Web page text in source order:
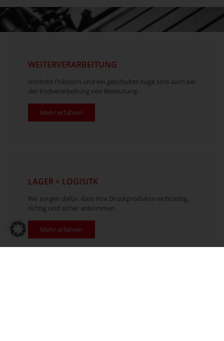
WEITERVERARBEITUNG
Höchste Präzision und ein geschultes Auge sind auch bei
der Endverarbeitung von Bedeutung.
Mehr erfahren
LAGER + LOGISITK
Wir sorgen dafür, dass Ihre Druckprodukte rechtzeitig,
richtig und sicher ankommen.
Mehr erfahren